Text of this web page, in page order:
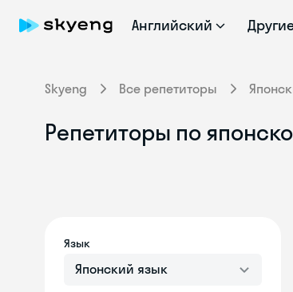
Английский
Skyeng Все репетиторы
Репетиторы по
Язык
Японский язык